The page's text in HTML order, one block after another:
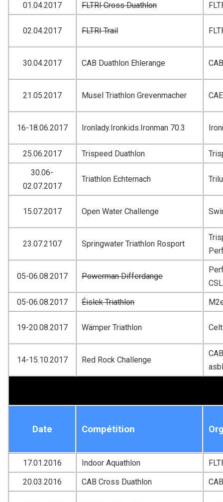
01.04.2017
FLTRI Cross Duathlon
02.04.2017 FLTRI Trail
30.04.2017 CAB Duathlon Ehlerange CAB
21.05.2017 Musel Triathlon Grevenmacher
16-18.06.2017 Ironlady.Ironkids.Ironman 70.3
25.06.2017 Trispeed Duathlon
30.06-
02.07.2017
Triathlon Echternach
15.07.2017 Open Water Challenge
23.07.2107 Springwater Triathlon Rosport
05-06.08.2017 Powerman Differdange
CSL
05-06.08.2017
Éislek Triathlon
19-20.08.2017 Wämper Triathlon
14-15.10.2017 Red Rock Challenge
asbl
Date Compétition
17.01.2016 Indoor Aquathlon
20.03.2016
CAB Cross Duathlon CAB